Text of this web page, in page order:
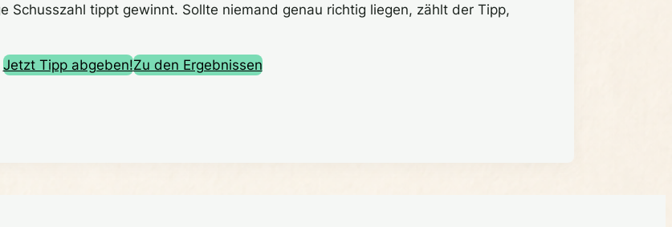
Schusszahl tippt gewinnt. Sollte niemand genau richtig liegen, zählt der Tipp,
Jetzt Tipp abgeben!Zu den Ergebnissen